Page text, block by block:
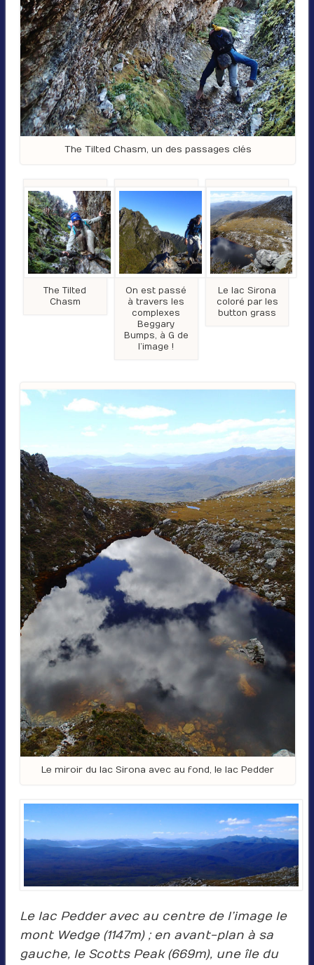
The Tilted Chasm, un des passages clés
The Tilted
Chasm
On est passé
à travers les
complexes
Beggary
Bumps, à G de
l’image !
Le lac Sirona
coloré par les
button grass
Le miroir du lac Sirona avec au fond, le lac Pedder
Le lac Pedder avec au centre de l’image le
mont Wedge (1147m) ; en avant-plan à sa
gauche, le Scotts Peak (669m), une île du